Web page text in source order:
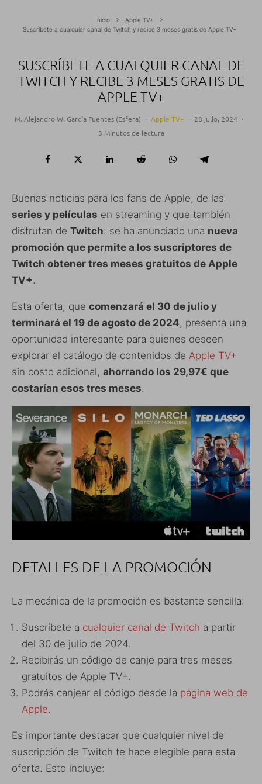
Inicio
Apple TV+
Suscríbete a cualquier canal de Twitch y recibe 3 meses gratis de Apple TV+
SUSCRÍBETE A CUALQUIER CANAL DE
TWITCH Y RECIBE 3 MESES GRATIS DE
APPLE TV+
M. Alejandro W. García Fuentes (Esfera) · Apple TV+ · 28 julio, 2024 ·
3 Minutos de lectura
Buenas noticias para los fans de Apple, de las
series y películas en streaming y que también
disfrutan de Twitch: se ha anunciado una nueva
promoción que permite a los suscriptores de
Twitch obtener tres meses gratuitos de Apple
TV+.
Esta oferta, que comenzará el 30 de julio y
terminará el 19 de agosto de 2024, presenta una
oportunidad interesante para quienes deseen
explorar el catálogo de contenidos de Apple TV+
sin costo adicional, ahorrando los 29,97€ que
costarían esos tres meses.
DETALLES DE LA PROMOCIÓN
La mecánica de la promoción es bastante sencilla:
Suscríbete a cualquier canal de Twitch a partir
del 30 de julio de 2024.
Recibirás un código de canje para tres meses
gratuitos de Apple TV+.
Podrás canjear el código desde la página web de
Apple.
Es importante destacar que cualquier nivel de
suscripción de Twitch te hace elegible para esta
oferta. Esto incluye: